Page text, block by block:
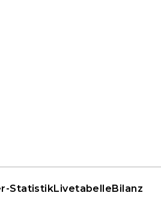
StatistikLivetabelleBilanz